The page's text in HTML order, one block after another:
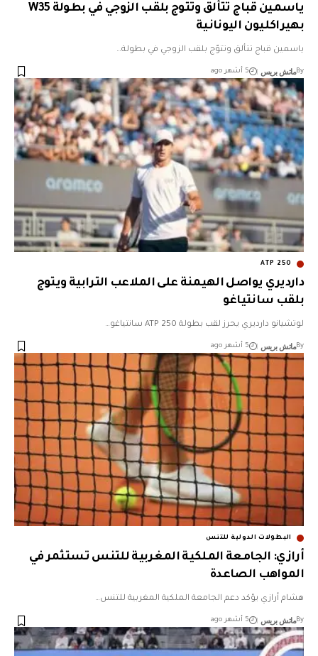
ياسمين قباج تتألق وتتوج بلقب الزوجي في بطولة W35
بهيراكليون اليونانية
ياسمين قباج تتألق وتتوّج بلقب الزوجي في بطولة…
Byماتش بريس 5 أشهر ago
دارديري يواصل الهيمنة على الملاعب الترابية ويتوج
بلقب سانتياغو
لوتشيانو دارديري يحرز لقب بطولة ATP 250 سانتياغو…
Byماتش بريس 5 أشهر ago
البطولات الدولية للتنس
أرازي: الجامعة الملكية المغربية للتنس تستثمر في
المواهب الصاعدة
هشام أرازي يؤكد دعم الجامعة الملكية المغربية للتنس…
Byماتش بريس 5 أشهر ago